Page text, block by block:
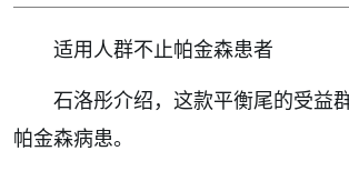
适用人群不止帕金森患者
石洛彤介绍，这款平衡尾的受益
帕金森病患。